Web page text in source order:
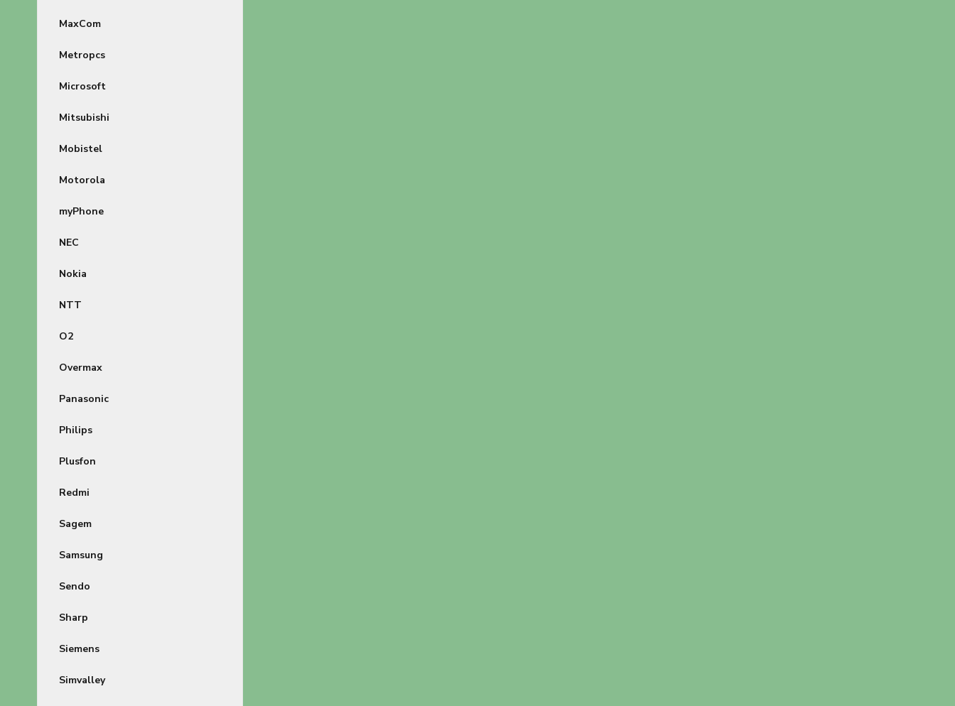
MaxCom
Metropcs
Microsoft
Mitsubishi
Mobistel
Motorola
myPhone
NEC
Nokia
NTT
O2
Overmax
Panasonic
Philips
Plusfon
Redmi
Sagem
Samsung
Sendo
Sharp
Siemens
Simvalley